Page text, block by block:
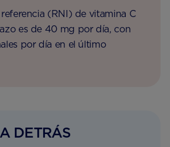
(RNI) de vitamina C
es de 40 mg por día, con
por día en el último
DETRÁS